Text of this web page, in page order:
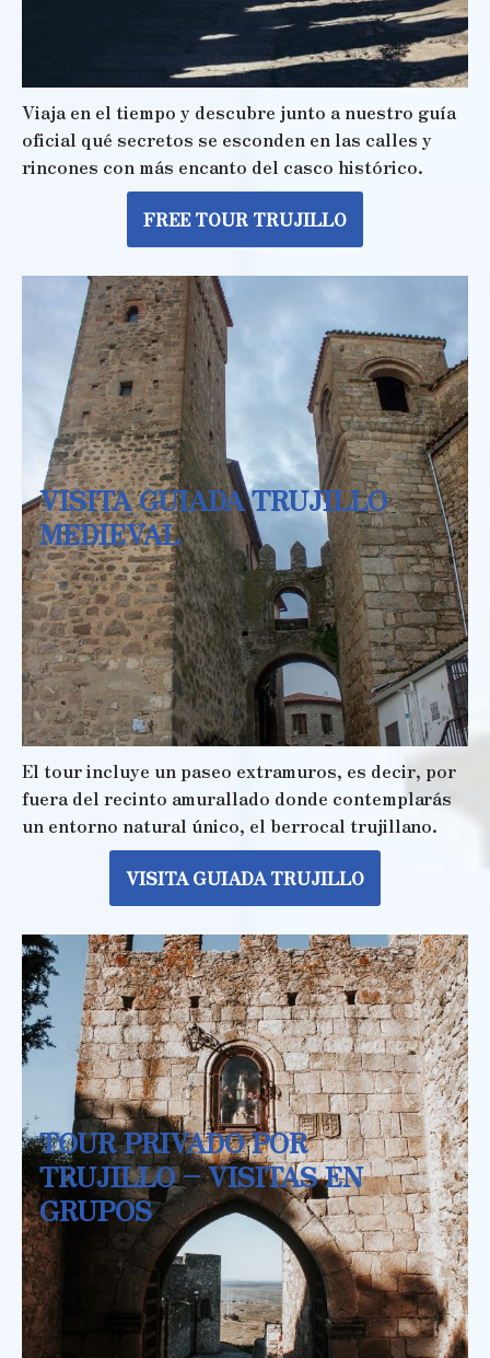
Viaja en el tiempo y descubre junto a nuestro guía
oficial qué secretos se esconden en las calles y
rincones con más encanto del casco histórico.
FREE TOUR TRUJILLO
VISITA GUIADA TRUJILLO
MEDIEVAL
El tour incluye un paseo extramuros, es decir, por
fuera del recinto amurallado donde contemplarás
un entorno natural único, el berrocal trujillano.
VISITA GUIADA TRUJILLO
TOUR PRIVADO POR
TRUJILLO – VISITAS EN
GRUPOS